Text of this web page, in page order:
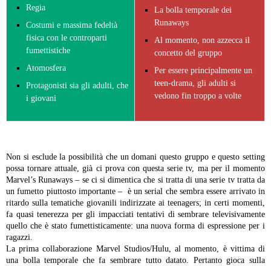
Regia
Costumi e massima fedeltà
fisica con le controparti
fumettistiche
Atomosfera
Protagonisti sia gli adulti, che
i giovani
La bolla temporale dei
Runaways
Al momento, non azzecca il
concetto del gruppo
Per essere principalmente un
teen-drama, gli adulti si
vedono fin troppo a volte
Non si esclude la possibilità che un domani questo gruppo e questo setting
possa tornare attuale, già ci prova con questa serie tv, ma per il momento
Marvel’s Runaways – se ci si dimentica che si tratta di una serie tv tratta da
un fumetto piuttosto importante – è un serial che sembra essere arrivato in
ritardo sulla tematiche giovanili indirizzate ai teenagers; in certi momenti,
fa quasi tenerezza per gli impacciati tentativi di sembrare televisivamente
quello che è stato fumettisticamente: una nuova forma di espressione per i
ragazzi.
La prima collaborazione Marvel Studios/Hulu, al momento, è vittima di
una bolla temporale che fa sembrare tutto datato. Pertanto gioca sulla